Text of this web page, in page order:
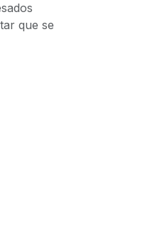
que se